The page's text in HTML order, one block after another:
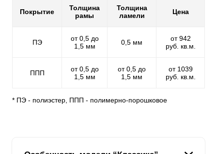
Покрытие
Толщина
рамы
Толщина
ламели
Цена
ПЭ
от 0,5 до
1,5 мм
0,5 мм
от 942
руб. кв.м.
ППП
от 0,5 до
1,5 мм
от 0,5 до
1,5 мм
от 1039
руб. кв.м.
* ПЭ - полиэстер, ППП - полимерно-порошковое